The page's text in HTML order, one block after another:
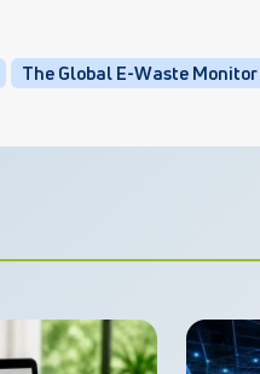
The Global E-Waste Monitor